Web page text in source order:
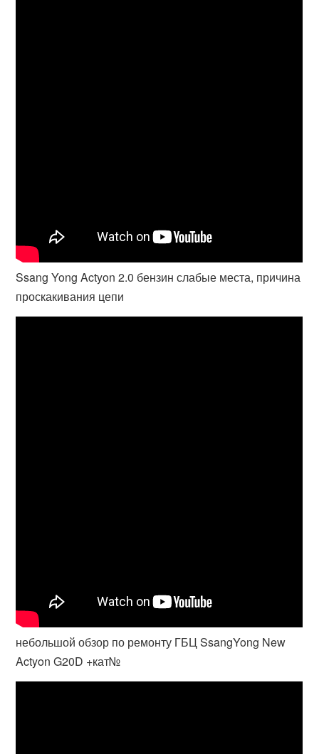
Ssang Yong Actyon 2.0 бензин слабые места, причина
проскакивания цепи
небольшой обзор по ремонту ГБЦ SsangYong New
Actyon G20D +кат№